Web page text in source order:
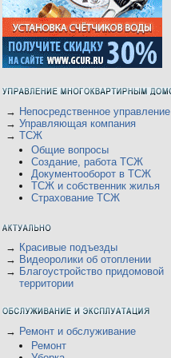
→ Непосредственное управление
→ Управляющая компания
→ ТСЖ
Общие вопросы
Создание, работа ТСЖ
Документооборот в ТСЖ
ТСЖ и собственник жилья
Страхование ТСЖ
→ Красивые подъезды
→ Видеоролики об отоплении
→ Благоустройство придомовой
территории
→ Ремонт и обслуживание
Ремонт